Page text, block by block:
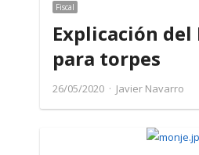
Fiscal
Explicación del
para torpes
26/05/2020 Author
Javier Navarro